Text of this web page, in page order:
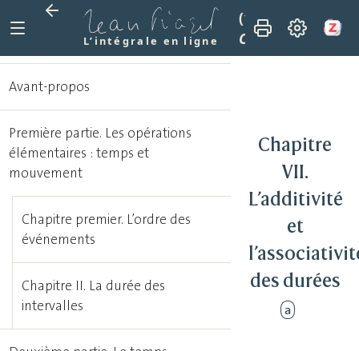
L’intégrale en ligne
(1946)
Le
Chapitre VII.
Chapitre
VII.
L’additivité
et
des durées
a
Avant-propos
Première partie. Les opérations
élémentaires : temps et
mouvement
Chapitre premier. L’ordre des
événements
Chapitre II. La durée des
intervalles